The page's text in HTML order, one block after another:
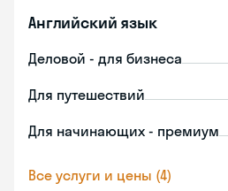
Английский язык
Деловой - для бизнеса
Для путешествий
Для начинающих - премиум
Все услуги и цены (4)